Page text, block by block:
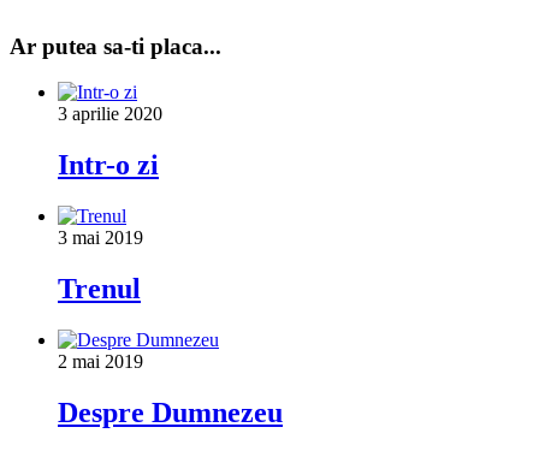
Ar putea sa-ti placa...
3 aprilie 2020
Intr-o zi
3 mai 2019
Trenul
2 mai 2019
Despre Dumnezeu